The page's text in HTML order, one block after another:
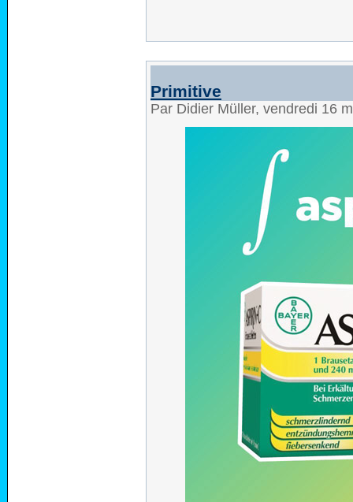
Primitive
Par Didier Müller, vendredi 16